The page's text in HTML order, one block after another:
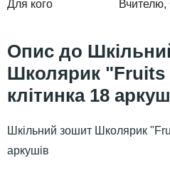
Для кого
Вчителю
Школярик "Fruits
клітинка 18
Шкільний зошит Школярик
аркушів